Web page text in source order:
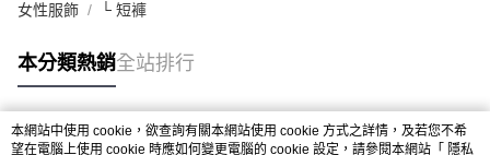
女性服飾 └ 短褲
本分類熱銷全站排行
熱門標籤
本網站中使用 cookie，欲查詢有關本網站使用 cookie 方式之詳情，及若您不希
望在電腦上使用 cookie 時應如何變更電腦的 cookie 設定，請參閱本網站「 隱私